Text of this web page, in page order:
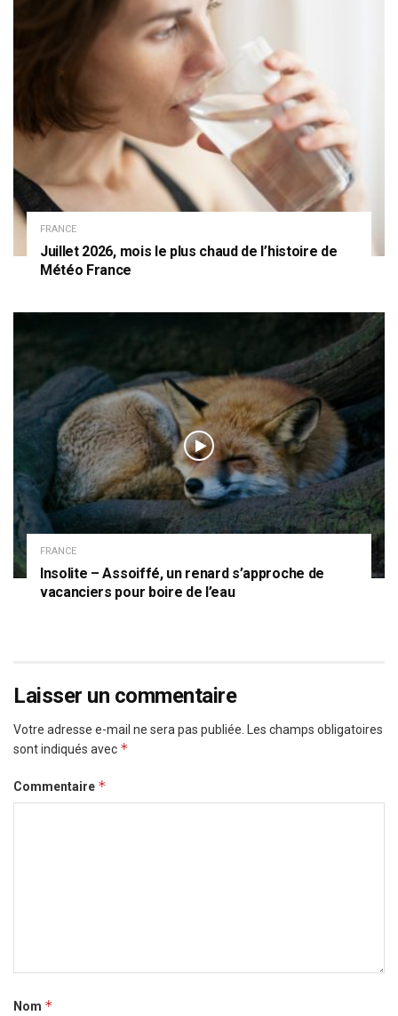
FRANCE
Juillet 2026, mois le plus chaud de l’histoire de
Météo France
FRANCE
Insolite – Assoiffé, un renard s’approche de
vacanciers pour boire de l’eau
Laisser un commentaire
Votre adresse e-mail ne sera pas publiée.
Les champs obligatoires
sont indiqués avec *
Commentaire *
Nom *